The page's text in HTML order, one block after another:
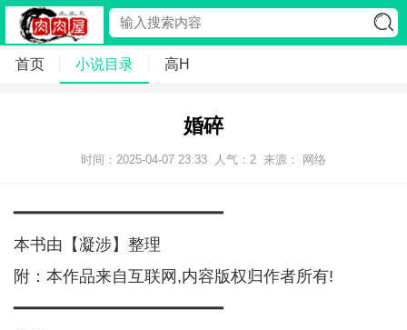
首页 小说目录 高H
婚碎
时间：2025-04-07 23:33 人气： 2 来源： 网络
━━━━━━━━━━━━━━━━━━━━━
本书由【凝涉】整理
附：本作品来自互联网,内容版权归作者所有!
━━━━━━━━━━━━━━━━━━━━━